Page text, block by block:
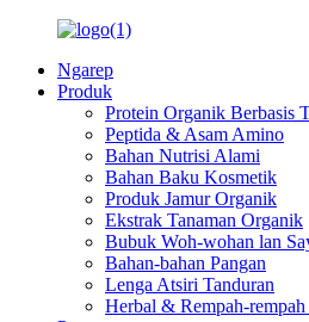
Ngarep
Produk
Protein Organik Berbasis
Peptida & Asam Amino
Bahan Nutrisi Alami
Bahan Baku Kosmetik
Produk Jamur Organik
Ekstrak Tanaman Organik
Bubuk Woh-wohan lan
Bahan-bahan Pangan
Lenga Atsiri Tanduran
Herbal & Rempah-